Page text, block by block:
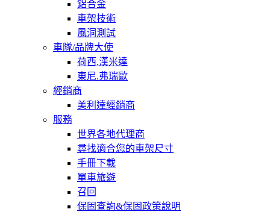
鋁合金
車架技術
風洞測試
車隊/品牌大使
荷西.漢米達
東尼.弗瑞歐
經銷商
美利達經銷商
服務
世界各地代理商
尋找適合您的車架尺寸
手冊下載
單車旅遊
召回
保固查詢&保固政策說明